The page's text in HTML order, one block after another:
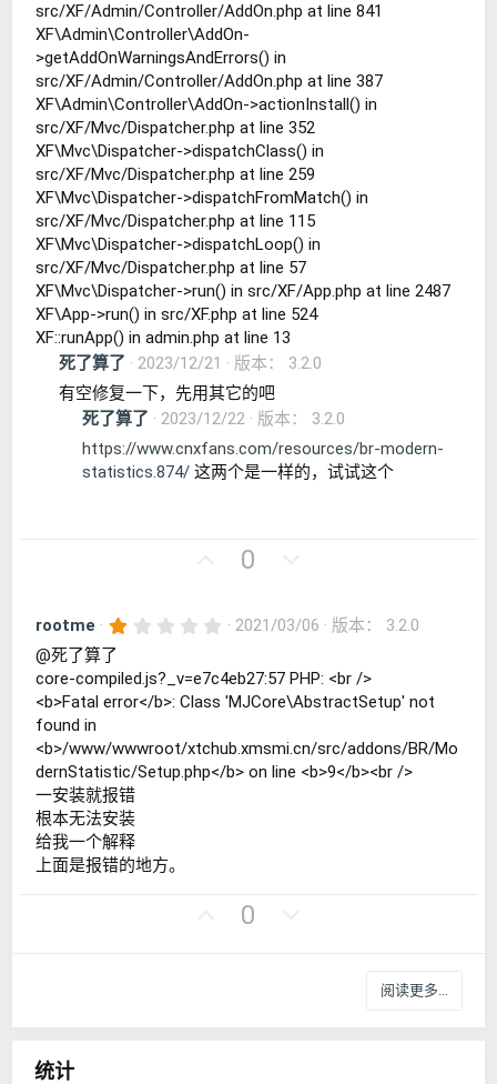
src/XF/Admin/Controller/AddOn.php at line 841
XF\Admin\Controller\AddOn-
>getAddOnWarningsAndErrors() in
src/XF/Admin/Controller/AddOn.php at line 387
XF\Admin\Controller\AddOn->actionInstall() in
src/XF/Mvc/Dispatcher.php at line 352
XF\Mvc\Dispatcher->dispatchClass() in
src/XF/Mvc/Dispatcher.php at line 259
XF\Mvc\Dispatcher->dispatchFromMatch() in
src/XF/Mvc/Dispatcher.php at line 115
XF\Mvc\Dispatcher->dispatchLoop() in
src/XF/Mvc/Dispatcher.php at line 57
XF\Mvc\Dispatcher->run() in src/XF/App.php at line 2487
XF\App->run() in src/XF.php at line 524
XF::runApp() in admin.php at line 13
死了算了
2023/12/21
版本： 3.2.0
有空修复一下，先用其它的吧
死了算了
2023/12/22
版本： 3.2.0
https://www.cnxfans.com/resources/br-modern-
statistics.874/ 这两个是一样的，试试这个
好0
票
rootme
1
0
星
2021/03/06
版本： 3.2.0
@死了算了
core-compiled.js?_v=e7c4eb27:57 PHP: <br />
<b>Fatal error</b>: Class 'MJCore\AbstractSetup' not
found in
<b>/www/wwwroot/xtchub.xmsmi.cn/src/addons/BR/Mo
dernStatistic/Setup.php</b> on line <b>9</b><br />
一安装就报错
根本无法安装
给我一个解释
上面是报错的地方。
好0
阅读更多...
统计